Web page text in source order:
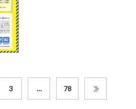
3 … 78